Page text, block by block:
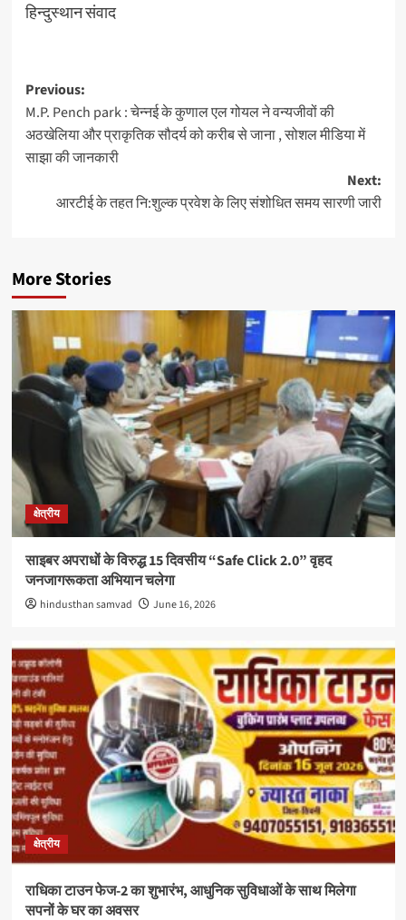
हिन्दुस्थान संवाद
Post
navigation
Previous:
M.P. Pench park : चेन्नई के कुणाल एल गोयल ने वन्यजीवों की
अठखेलिया और प्राकृतिक सौदर्य को करीब से जाना , सोशल मीडिया में
साझा की जानकारी
Next:
आरटीई के तहत नि:शुल्क प्रवेश के लिए संशोधित समय सारणी जारी
More Stories
क्षेत्रीय
साइबर अपराधों के विरुद्ध 15 दिवसीय “Safe Click 2.0” वृहद
जनजागरूकता अभियान चलेगा
hindusthan samvad June 16, 2026
क्षेत्रीय
राधिका टाउन फेज-2 का शुभारंभ, आधुनिक सुविधाओं के साथ मिलेगा
सपनों के घर का अवसर